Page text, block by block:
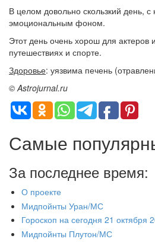
В целом довольно скользкий день,
эмоциональным фоном.
Этот день очень хорош для актеров
путешествиях и спорте.
Здоровье: уязвима печень
© Astrojurnal.ru
Самые
За последнее время:
О проекте
Мидпойнты Уран/МС
Гороскоп на сегодня 21 октября
Мидпойнты Плутон/МС